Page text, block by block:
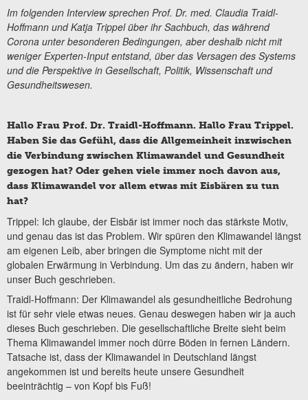
Im folgenden Interview sprechen Prof. Dr. med. Claudia Traidl-
Hoffmann und Katja Trippel über ihr Sachbuch, das während
Corona unter besonderen Bedingungen, aber deshalb nicht mit
weniger Experten-Input entstand, über das Versagen des Systems
und die Perspektive in Gesellschaft, Politik, Wissenschaft und
Gesundheitswesen.
Hallo Frau Prof. Dr. Traidl-Hoffmann. Hallo Frau Trippel.
Haben Sie das Gefühl, dass die Allgemeinheit inzwischen
die Verbindung zwischen Klimawandel und Gesundheit
gezogen hat? Oder gehen viele immer noch davon aus,
dass Klimawandel vor allem etwas mit Eisbären zu tun
hat?
Trippel: Ich glaube, der Eisbär ist immer noch das stärkste Motiv,
und genau das ist das Problem. Wir spüren den Klimawandel längst
am eigenen Leib, aber bringen die Symptome nicht mit der
globalen Erwärmung in Verbindung. Um das zu ändern, haben wir
unser Buch geschrieben.
Traidl-Hoffmann: Der Klimawandel als gesundheitliche Bedrohung
ist für sehr viele etwas neues. Genau deswegen haben wir ja auch
dieses Buch geschrieben. Die gesellschaftliche Breite sieht beim
Thema Klimawandel immer noch dürre Böden in fernen Ländern.
Tatsache ist, dass der Klimawandel in Deutschland längst
angekommen ist und bereits heute unsere Gesundheit
beeinträchtig – von Kopf bis Fuß!